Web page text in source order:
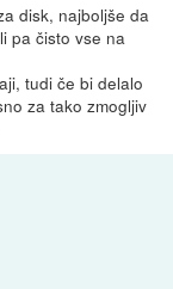
disk, najboljše da
pa čisto vse na
tudi če bi delalo
za tako zmogljiv